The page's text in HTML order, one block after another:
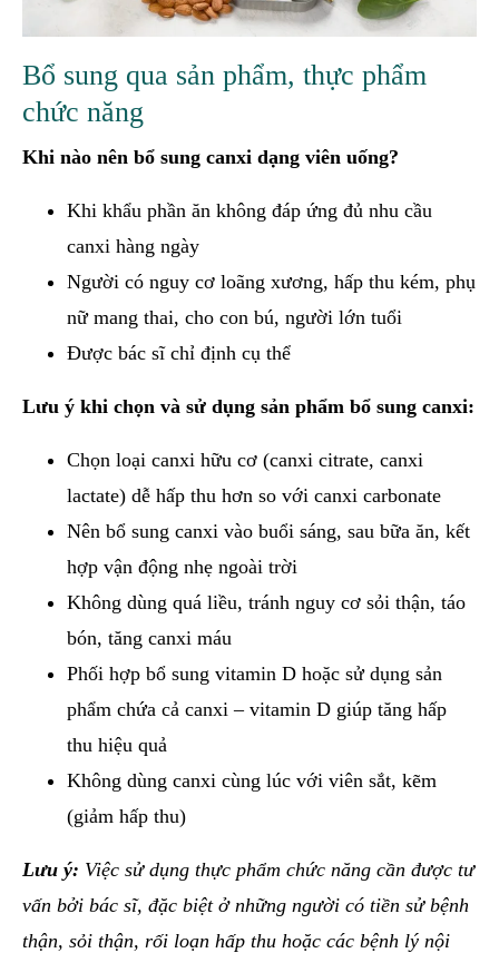
Bổ sung qua sản phẩm, thực phẩm
chức năng
Khi nào nên bổ sung canxi dạng viên uống?
Khi khẩu phần ăn không đáp ứng đủ nhu cầu
canxi hàng ngày
Người có nguy cơ loãng xương, hấp thu kém, phụ
nữ mang thai, cho con bú, người lớn tuổi
Được bác sĩ chỉ định cụ thể
Lưu ý khi chọn và sử dụng sản phẩm bổ sung canxi:
Chọn loại canxi hữu cơ (canxi citrate, canxi
lactate) dễ hấp thu hơn so với canxi carbonate
Nên bổ sung canxi vào buổi sáng, sau bữa ăn, kết
hợp vận động nhẹ ngoài trời
Không dùng quá liều, tránh nguy cơ sỏi thận, táo
bón, tăng canxi máu
Phối hợp bổ sung vitamin D hoặc sử dụng sản
phẩm chứa cả canxi – vitamin D giúp tăng hấp
thu hiệu quả
Không dùng canxi cùng lúc với viên sắt, kẽm
(giảm hấp thu)
Lưu ý: Việc sử dụng thực phẩm chức năng cần được tư
vấn bởi bác sĩ, đặc biệt ở những người có tiền sử bệnh
thận, sỏi thận, rối loạn hấp thu hoặc các bệnh lý nội